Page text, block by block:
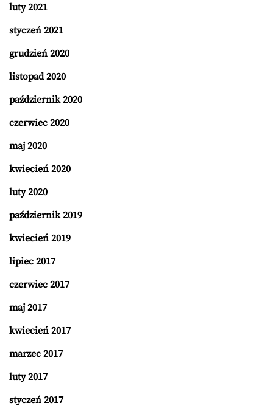
luty 2021
styczeń 2021
grudzień 2020
listopad 2020
październik 2020
czerwiec 2020
maj 2020
kwiecień 2020
luty 2020
październik 2019
kwiecień 2019
lipiec 2017
czerwiec 2017
maj 2017
kwiecień 2017
marzec 2017
luty 2017
styczeń 2017